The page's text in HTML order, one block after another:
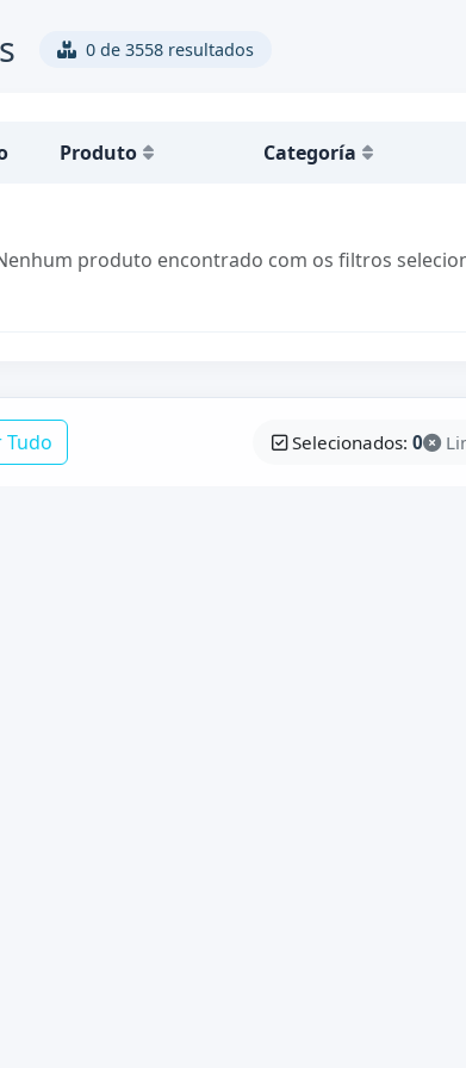
0 de 3558 resultados
Produto Categoría
produto encontrado com os filtros
Selecionados: 0